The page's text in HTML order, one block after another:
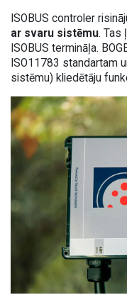
ISOBUS controler
ar svaru sistēmu. Tas
ISOBUS termināļa.
ISO11783 standartam
sistēmu) kliedētāju